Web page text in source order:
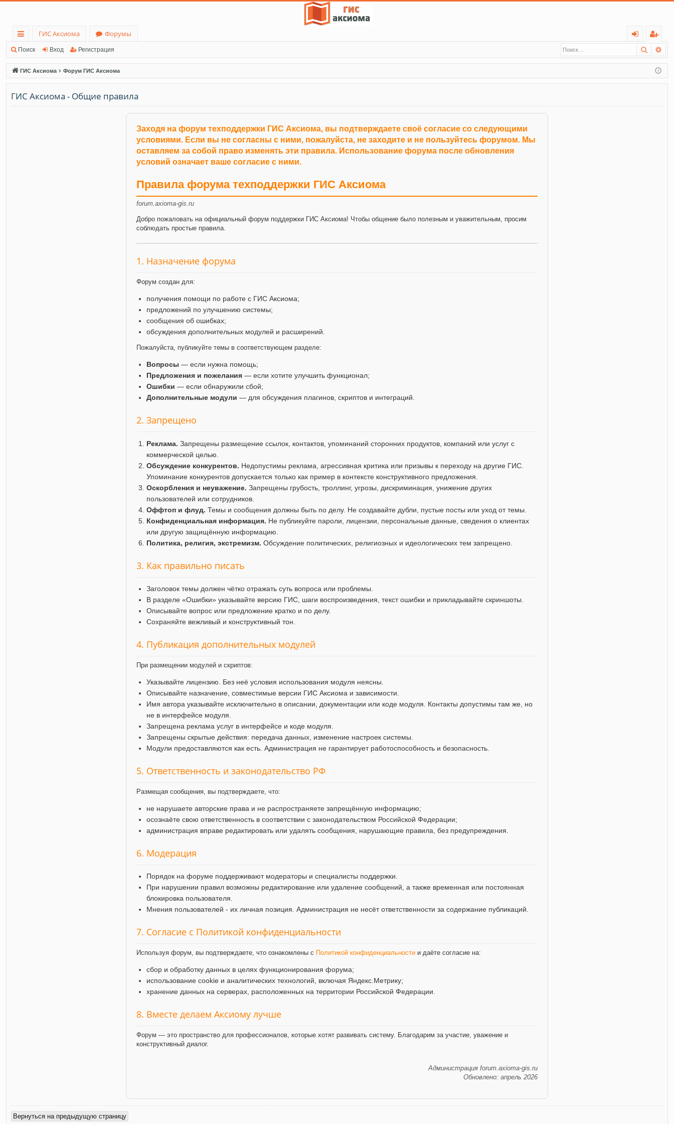
с
ы
лк
и
ГИС Аксиома
Форумы
д
ег
ис
тр
Поиск Вход Регистрация Поиск
ГИС Аксиома Форум ГИС Аксиома
ГИС Аксиома - Общие правила
Заходя на форум техподдержки ГИС Аксиома, вы подтверждаете своё согласие со следующими
условиями. Если вы не согласны с ними, пожалуйста, не заходите и не пользуйтесь форумом. Мы
оставляем за собой право изменять эти правила. Использование форума после обновления
условий означает ваше согласие с ними.
Правила форума техподдержки ГИС Аксиома
forum.axioma-gis.ru
Добро пожаловать на официальный форум поддержки ГИС Аксиома! Чтобы общение было полезным и уважительным, просим
соблюдать простые правила.
1. Назначение форума
Форум создан для:
получения помощи по работе с ГИС Аксиома;
предложений по улучшению системы;
сообщения об ошибках;
обсуждения дополнительных модулей и расширений.
Пожалуйста, публикуйте темы в соответствующем разделе:
Вопросы — если нужна помощь;
Предложения и пожелания — если хотите улучшить функционал;
Ошибки — если обнаружили сбой;
Дополнительные модули — для обсуждения плагинов, скриптов и интеграций.
2. Запрещено
Реклама. Запрещены размещение ссылок, контактов, упоминаний сторонних продуктов, компаний или услуг с
коммерческой целью.
Обсуждение конкурентов. Недопустимы реклама, агрессивная критика или призывы к переходу на другие ГИС.
Упоминание конкурентов допускается только как пример в контексте конструктивного предложения.
Оскорбления и неуважение. Запрещены грубость, троллинг, угрозы, дискриминация, унижение других
пользователей или сотрудников.
Оффтоп и флуд. Темы и сообщения должны быть по делу. Не создавайте дубли, пустые посты или уход от темы.
Конфиденциальная информация. Не публикуйте пароли, лицензии, персональные данные, сведения о клиентах
или другую защищённую информацию.
Политика, религия, экстремизм. Обсуждение политических, религиозных и идеологических тем запрещено.
3. Как правильно писать
Заголовок темы должен чётко отражать суть вопроса или проблемы.
В разделе «Ошибки» указывайте версию ГИС, шаги воспроизведения, текст ошибки и прикладывайте скриншоты.
Описывайте вопрос или предложение кратко и по делу.
Сохраняйте вежливый и конструктивный тон.
4. Публикация дополнительных модулей
При размещении модулей и скриптов:
Указывайте лицензию. Без неё условия использования модуля неясны.
Описывайте назначение, совместимые версии ГИС Аксиома и зависимости.
Имя автора указывайте исключительно в описании, документации или коде модуля. Контакты допустимы там же, но
не в интерфейсе модуля.
Запрещена реклама услуг в интерфейсе и коде модуля.
Запрещены скрытые действия: передача данных, изменение настроек системы.
Модули предоставляются как есть. Администрация не гарантирует работоспособность и безопасность.
5. Ответственность и законодательство РФ
Размещая сообщения, вы подтверждаете, что:
не нарушаете авторские права и не распространяете запрещённую информацию;
осознаёте свою ответственность в соответствии с законодательством Российской Федерации;
администрация вправе редактировать или удалять сообщения, нарушающие правила, без предупреждения.
6. Модерация
Порядок на форуме поддерживают модераторы и специалисты поддержки.
При нарушении правил возможны редактирование или удаление сообщений, а также временная или постоянная
блокировка пользователя.
Мнения пользователей - их личная позиция. Администрация не несёт ответственности за содержание публикаций.
7. Согласие с Политикой конфиденциальности
Используя форум, вы подтверждаете, что ознакомлены с Политикой конфиденциальности и даёте согласие на:
сбор и обработку данных в целях функционирования форума;
использование cookie и аналитических технологий, включая Яндекс.Метрику;
хранение данных на серверах, расположенных на территории Российской Федерации.
8. Вместе делаем Аксиому лучше
Форум — это пространство для профессионалов, которые хотят развивать систему. Благодарим за участие, уважение и
конструктивный диалог.
Администрация forum.axioma-gis.ru
Обновлено: апрель 2026
Вернуться на предыдущую страницу